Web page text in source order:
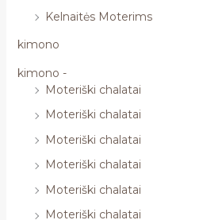
Kelnaitės Moterims
kimono
kimono -
Moteriški chalatai
Moteriški chalatai
Moteriški chalatai
Moteriški chalatai
Moteriški chalatai
Moteriški chalatai